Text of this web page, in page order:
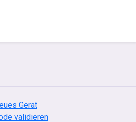
Gerät
validieren